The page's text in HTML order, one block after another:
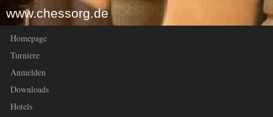
www.chessorg.de
Homepage
Turniere
Anmelden
Downloads
Hotels